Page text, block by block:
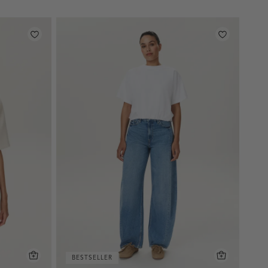
BESTSELLER